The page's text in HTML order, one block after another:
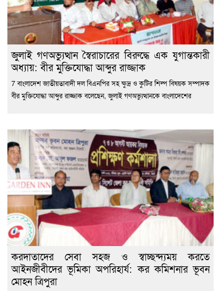
জুলাই গণঅভ্যুত্থান স্বৈরাচারের বিরুদ্ধে এক যুগান্তকারী
অধ্যায়: বীর মুক্তিযোদ্ধা আব্দুর রাজ্জাক
7 বাংলাদেশ জাতীয়তাবাদী দল বিএনপির সহ ক্ষুদ্র ও কুটির শিল্প বিষয়ক সম্পাদক
বীর মুক্তিযোদ্ধা আব্দুর রাজ্জাক বলেছেন, জুলাই গণঅভ্যুত্থানকে বাংলাদেশের
করদাতাদের সেবা সহজ ও স্বাচ্ছন্দ্যময় করতে
আইনজীবীদের ভূমিকা অপরিহার্য: কর কমিশনার ভূবন
মোহন ত্রিপুরা